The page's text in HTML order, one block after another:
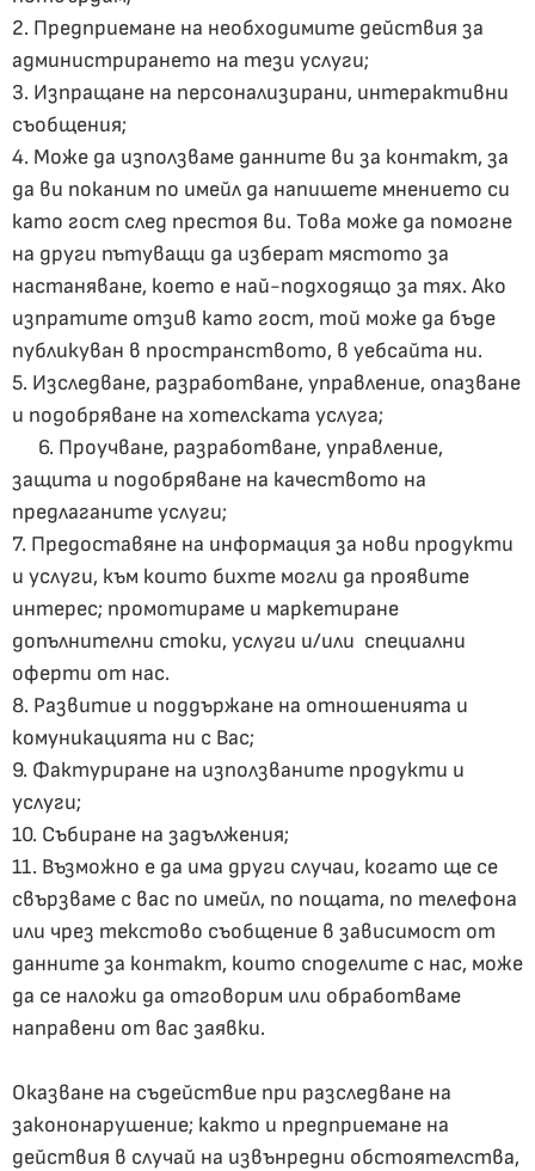
2. Предприемане на необходимите действия за
администрирането на тези услуги;
3. Изпращане на персонализирани, интерактивни
съобщения;
4. Може да използваме данните ви за контакт, за
да ви поканим по имейл да напишете мнението си
като гост след престоя ви. Това може да помогне
на други пътуващи да изберат мястото за
настаняване, което е най-подходящо за тях. Ако
изпратите отзив като гост, той може да бъде
публикуван в пространството, в уебсайта ни.
5. Изследване, разработване, управление, опазване
и подобряване на хотелската услуга;
6. Проучване, разработване, управление,
защита и подобряване на качеството на
предлаганите услуги;
7. Предоставяне на информация за нови продукти
и услуги, към които бихте могли да проявите
интерес; промотираме и маркетиране
допълнителни стоки, услуги и/или специални
оферти от нас.
8. Развитие и поддържане на отношенията и
комуникацията ни с Вас;
9. Фактуриране на използваните продукти и
услуги;
10. Събиране на задължения;
11. Възможно е да има други случаи, когато ще се
свързваме с вас по имейл, по пощата, по телефона
или чрез текстово съобщение в зависимост от
данните за контакт, които споделите с нас, може
да се наложи да отговорим или обработваме
направени от вас заявки.
Оказване на съдействие при разследване на
закононарушение; както и предприемане на
действия в случай на извънредни обстоятелства,